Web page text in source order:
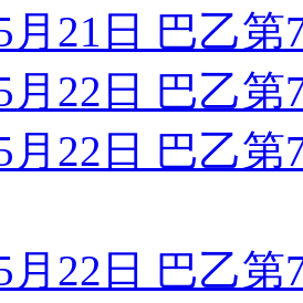
月21日 巴乙
月22日 巴乙
月22日 巴乙
月22日 巴乙